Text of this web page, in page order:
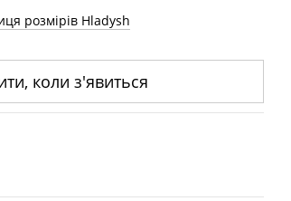
розмірів Hladysh
коли з'явиться